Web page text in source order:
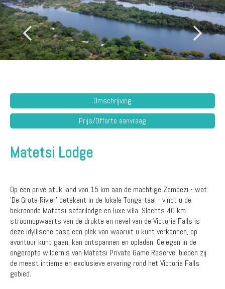
Omschrijving
Prijs/Offerte aanvraag
Matetsi Lodge
Op een privé stuk land van 15 km aan de machtige Zambezi - wat
'De Grote Rivier' betekent in de lokale Tonga-taal - vindt u de
bekroonde Matetsi safarilodge en luxe villa. Slechts 40 km
stroomopwaarts van de drukte en nevel van de Victoria Falls is
deze idyllische oase een plek van waaruit u kunt verkennen, op
avontuur kunt gaan, kan ontspannen en opladen. Gelegen in de
ongerepte wildernis van Matetsi Private Game Reserve, bieden zij
de meest intieme en exclusieve ervaring rond het Victoria Falls
gebied.